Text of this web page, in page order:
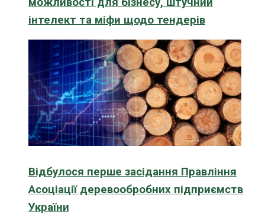
інтелект та міфи щодо тендерів
Відбулося перше засідання Правління
Асоціації деревообробних підприємств
України